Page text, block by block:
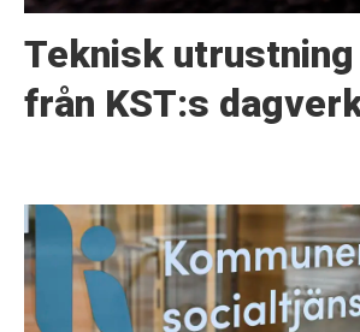
Teknisk
från KST:s